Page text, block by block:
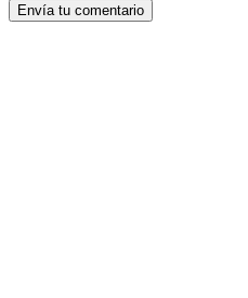
Envía tu comentario